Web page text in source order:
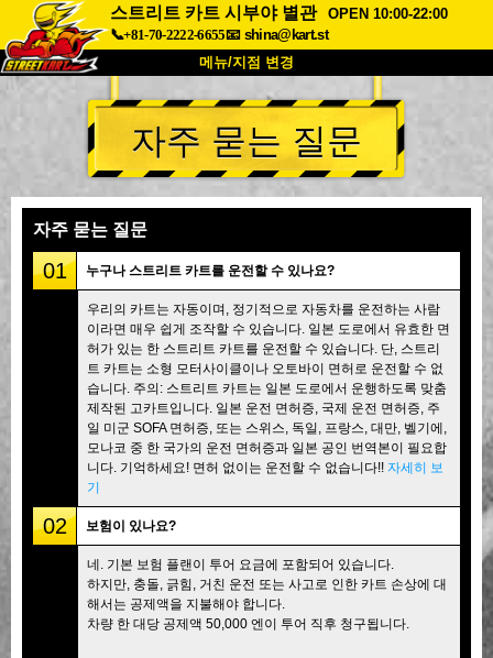
스트리트 카트 시부야 별관
OPEN 10:00-22:00
📞+81-70-2222-6655📧 shina@kart.st
메뉴/지점 변경
최상단
소개 사양 가격
회사 정보
도쿄 시나가와 #1 도쿄 아키하바라#1
도쿄 아키하바라#2 도쿄 시부야
도쿄 시부야 애넥스 도쿄 베이
도쿄 아사쿠사 오사카
오키나와
자주 묻는 질문
자주 묻는 질문
01 누구나 스트리트 카트를 운전할 수 있나요?
우리의 카트는 자동이며, 정기적으로 자동차를 운전하는 사람
이라면 매우 쉽게 조작할 수 있습니다. 일본 도로에서 유효한 면
허가 있는 한 스트리트 카트를 운전할 수 있습니다. 단, 스트리
트 카트는 소형 모터사이클이나 오토바이 면허로 운전할 수 없
습니다. 주의: 스트리트 카트는 일본 도로에서 운행하도록 맞춤
제작된 고카트입니다. 일본 운전 면허증, 국제 운전 면허증, 주
일 미군 SOFA 면허증, 또는 스위스, 독일, 프랑스, 대만, 벨기에,
모나코 중 한 국가의 운전 면허증과 일본 공인 번역본이 필요합
니다. 기억하세요! 면허 없이는 운전할 수 없습니다!! 자세히 보
기
02 보험이 있나요?
네. 기본 보험 플랜이 투어 요금에 포함되어 있습니다.
하지만, 충돌, 긁힘, 거친 운전 또는 사고로 인한 카트 손상에 대
해서는 공제액을 지불해야 합니다.
차량 한 대당 공제액 50,000 엔이 투어 직후 청구됩니다.